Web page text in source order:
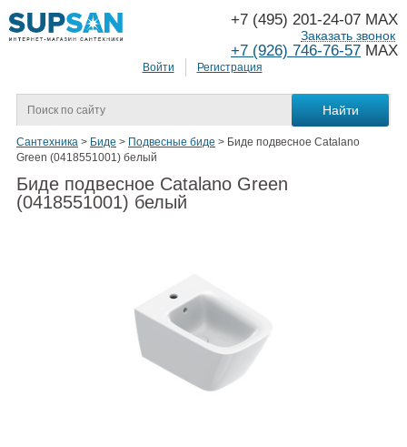
Войти Регистрация
+7 (495) 201-24-07 MAX
+7 (926) 746-76-57 MAX
Заказать звонок
Сантехника > Биде > Подвесные биде > Биде подвесное Catalano
Green (0418551001) белый
Биде подвесное Catalano Green
(0418551001) белый